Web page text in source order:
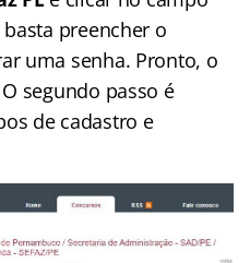
preencher o
uma senha. Pronto, o
segundo passo é
de cadastro e